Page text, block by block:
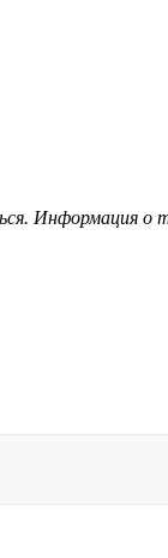
Информация о